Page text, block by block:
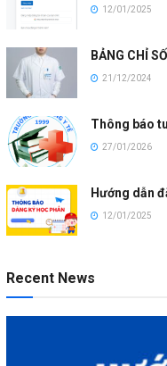
12/01/2025
BẢNG CHỈ
21/12/2024
Thông báo
27/01/2026
Hướng dẫn
12/01/2025
Recent News